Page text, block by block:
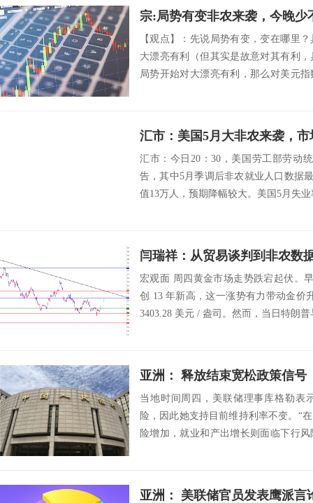
宗:局势有变非农来袭，今晚少
【观点】：先说局势有变，变在哪里
大漂亮有利（但其实是故意对其有利
局势开始对大漂亮有利，那么对美元
汇市：美国5月大非农来袭，
汇市：今日20：30，美国劳工部劳动
告，其中5月季调后非农就业人口数据
值13万人，预期降幅较大。美国5月失
宏观面 周四黄金市场走势跌宕起伏。
创 13 年新高，这一涨势有力带动金价
3403.28 美元 / 盎司。然而，当日特朗普
亚洲： 释放结束宽松政策信
当地时间周四，美联储理事库格勒表
险，因此她支持目前维持利率不变。“
险增加，就业和产出增长则面临下行
亚洲： 美联储官员发表鹰派言